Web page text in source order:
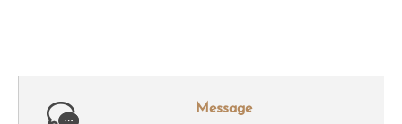
Message